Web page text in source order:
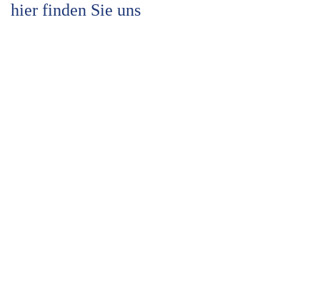
hier finden Sie uns